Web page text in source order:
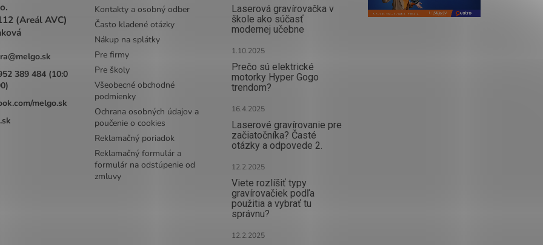
(Areál AVC)
@melgo.sk
389 484 (10:0
melgo.sk
Kontakty a osobný odber
Často kladené otázky
Nákup na splátky
Pre firmy
Pre školy
Všeobecné obchodné
podmienky
Ochrana osobných údajov a
poučenie o cookies
Reklamačný poriadok
Reklamačný formulár a
formulár na odstúpenie od
zmluvy
Laserová gravírovačka v
škole ako súčasť
modernej učebne
1.10.2025
Prečo sú elektrické
motorky Hyper Gogo
trendom?
16.4.2025
Laserové gravírovanie pre
začiatočníka? Časté
otázky a odpovede 2.
12.2.2025
Viete rozlíšiť typy
gravírovačiek podľa
použitia a vybrať tu
správnu?
12.2.2025